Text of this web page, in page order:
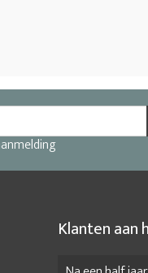
Klanten aan